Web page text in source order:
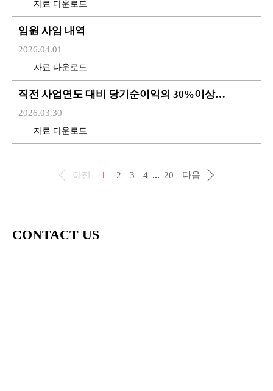
자료 다운로드
임원 사임 내역
2026.04.01
자료 다운로드
직전 사업연도 대비 당기순이익의 30%이상
변경사실 공시
2026.03.30
자료 다운로드
이전 1 2 3 4 ... 20 다음
CONTACT US